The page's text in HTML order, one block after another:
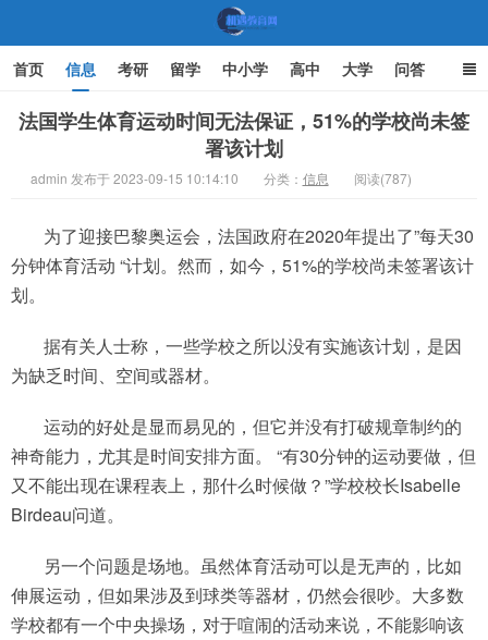
机遇教育网
首页 信息 考研 留学 中小学 高中 大学 问答
文化 家庭教育
法国学生体育运动时间无法保证，51%的学校尚未签
署该计划
admin 发布于 2023-09-15 10:14:10 分类： 信息 阅读(787)
为了迎接巴黎奥运会，法国政府在2020年提出了”每天30
分钟体育活动 “计划。然而，如今，51%的学校尚未签署该计
划。
据有关人士称，一些学校之所以没有实施该计划，是因
为缺乏时间、空间或器材。
运动的好处是显而易见的，但它并没有打破规章制约的
神奇能力，尤其是时间安排方面。 “有30分钟的运动要做，但
又不能出现在课程表上，那什么时候做？”学校校长Isabelle
Birdeau问道。
另一个问题是场地。虽然体育活动可以是无声的，比如
伸展运动，但如果涉及到球类等器材，仍然会很吵。大多数
学校都有一个中央操场，对于喧闹的活动来说，不能影响该